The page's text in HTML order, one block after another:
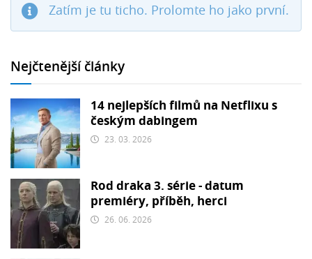
Zatím je tu ticho. Prolomte ho jako první.
Nejčtenější články
14 nejlepších filmů na Netflixu s
českým dabingem
23. 03. 2026
Rod draka 3. série - datum
premiéry, příběh, herci
26. 06. 2026